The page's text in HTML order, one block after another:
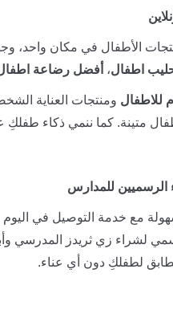
الأطفال في مكان واحد،
اطفال، أفضل رضاعة
للاطفال ومنتجات العناية
متينة. كما ننمي ذكاء طفلكِ
للمدارس
مع خدمة التوصيل في اليوم
لشراء زي ثريدز المدرسي
لطفلكِ دون أي عناء.